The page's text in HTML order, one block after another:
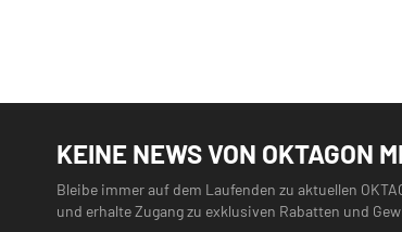
KEINE NEWS VON OKTAGON
Bleibe immer auf dem Laufenden zu aktuellen
und erhalte Zugang zu exklusiven Rabatten und